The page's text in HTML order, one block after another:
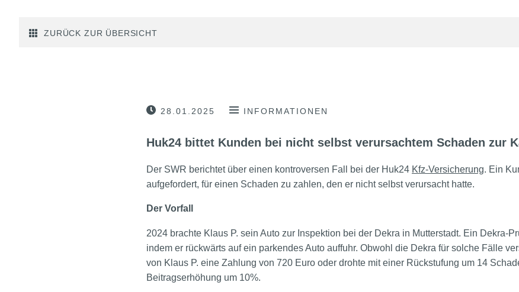
ZURÜCK ZUR ÜBERSICHT
28.01.2025 INFORMATIONEN
Huk24 bittet Kunden bei nicht selbst verursachtem Schaden zur
Der SWR berichtet über einen kontroversen Fall bei der Huk24 Kfz-Versicherung. Ein
aufgefordert, für einen Schaden zu zahlen, den er nicht selbst verursacht hatte.
Der Vorfall
2024 brachte Klaus P. sein Auto zur Inspektion bei der Dekra in Mutterstadt. Ein Dekra-
indem er rückwärts auf ein parkendes Auto auffuhr. Obwohl die Dekra für solche Fälle
von Klaus P. eine Zahlung von 720 Euro oder drohte mit einer Rückstufung um 14
Beitragserhöhung um 10%.